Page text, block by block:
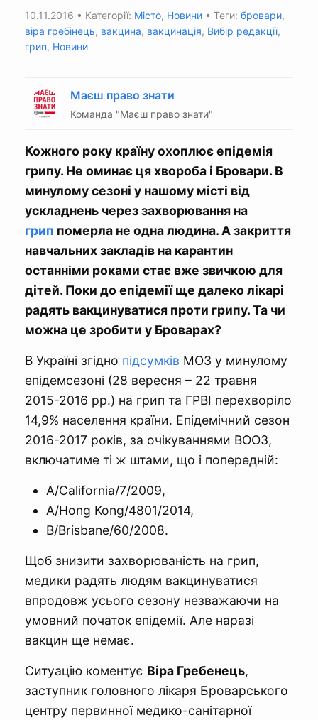
10.11.2016 • Категорії: Місто, Новини • Теги: бровари,
віра гребінець, вакцина, вакцинація, Вибір редакції,
грип, Новини
Маєш право знати
Команда "Маєш право знати"
Кожного року країну охоплює епідемія
грипу. Не оминає ця хвороба і Бровари. В
минулому сезоні у нашому місті від
ускладнень через захворювання на
грип померла не одна людина. А закриття
навчальних закладів на карантин
останніми роками стає вже звичкою для
дітей. Поки до епідемії ще далеко лікарі
радять вакцинуватися проти грипу. Та чи
можна це зробити у Броварах?
В Україні згідно підсумків МОЗ у минулому
епідемсезоні (28 вересня – 22 травня
2015-2016 рр.) на грип та ГРВІ перехворіло
14,9% населення країни. Епідемічний сезон
2016-2017 років, за очікуваннями ВООЗ,
включатиме ті ж штами, що і попередній:
А/California/7/2009,
A/Hong Kong/4801/2014,
B/Brisbane/60/2008.
Щоб знизити захворюваність на грип,
медики радять людям вакцинуватися
впродовж усього сезону незважаючи на
умовний початок епідемії. Але наразі
вакцин ще немає.
Ситуацію коментує Віра Гребенець,
заступник головного лікаря Броварського
центру первинної медико-санітарної